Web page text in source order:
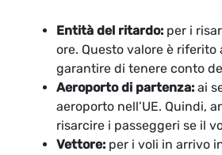
Entità del ritardo: per i
ore. Questo valore è
garantire di tenere conto
Aeroporto di partenza: ai
aeroporto nell’UE. Quindi,
risarcire i passeggeri se il
Vettore: per i voli in arrivo